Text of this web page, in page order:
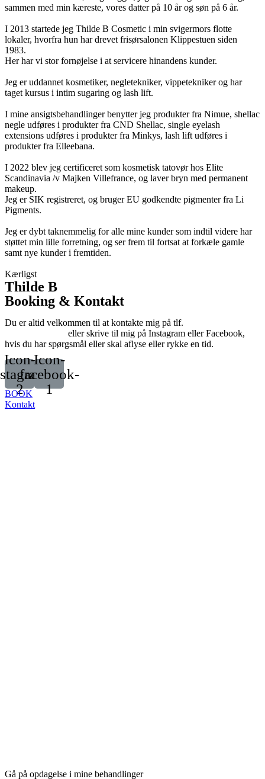
sammen med min kæreste, vores datter på 10 år og søn på 6 år.
I 2013 startede jeg Thilde B Cosmetic i min svigermors flotte
lokaler, hvorfra hun har drevet frisørsalonen Klippestuen siden
1983.
Her har vi stor fornøjelse i at servicere hinandens kunder.
Jeg er uddannet kosmetiker, negletekniker, vippetekniker og har
taget kursus i intim sugaring og lash lift.
I mine ansigtsbehandlinger benytter jeg produkter fra Nimue, shellac
negle udføres i produkter fra CND Shellac, single eyelash
extensions udføres i produkter fra Minkys, lash lift udføres i
produkter fra Elleebana.
I 2022 blev jeg certificeret som kosmetisk tatovør hos Elite
Scandinavia /v Majken Villefrance, og laver bryn med permanent
makeup.
Jeg er SIK registreret, og bruger EU godkendte pigmenter fra Li
Pigments.
Jeg er dybt taknemmelig for alle mine kunder som indtil videre har
støttet min lille forretning, og ser frem til fortsat at forkæle gamle
samt nye kunder i fremtiden.
Kærligst
Thilde B
Booking & Kontakt
Du er altid velkommen til at kontakte mig på tlf.
eller skrive til mig på Instagram eller Facebook,
hvis du har spørgsmål eller skal aflyse eller rykke en tid.
Icon-
2
Icon-
facebook-
1
BOOK
Kontakt
Gå på opdagelse i mine behandlinger